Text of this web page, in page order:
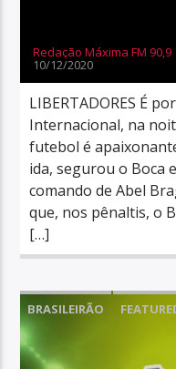
Redação Máxima FM 90,9
10/12/2020
LIBERTADORES É
Internacional, na
futebol é
ida, segurou o Boca
comando de Abel
que, nos pênaltis, o
[…]
BRASILEIRÃO